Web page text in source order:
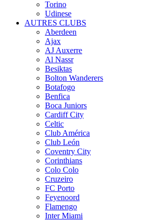
Torino
Udinese
AUTRES CLUBS
Aberdeen
Ajax
AJ Auxerre
Al Nassr
Besiktas
Bolton Wanderers
Botafogo
Benfica
Boca Juniors
Cardiff City
Celtic
Club América
Club León
Coventry City
Corinthians
Colo Colo
Cruzeiro
FC Porto
Feyenoord
Flamengo
Inter Miami